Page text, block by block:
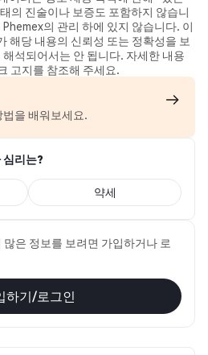
의 진술이나 보증도 포함하지 않습니
의 관리 하에 있지 않습니다. 이
해당 내용의 신뢰성 또는 정확성을 보
석되어서는 안 됩니다. 자세한 내용
고지를 참조해 주세요.
을 배워보세요.
심리는?
약세
은 정보를 보려면 가입하거나 로
하기/로그인